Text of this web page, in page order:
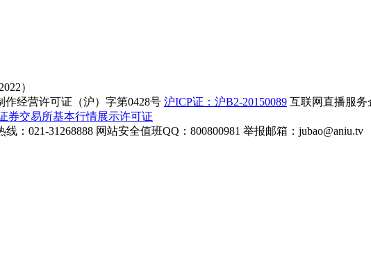
）
作经营许可证（沪）字第0428号 沪ICP证：沪B2-20150089 互联网直播服务
券交易所基本行情展示许可证
：021-31268888 网站安全值班QQ：800800981 举报邮箱： jubao@aniu.tv